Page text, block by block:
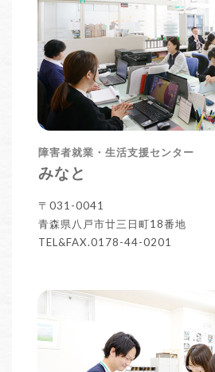
障害者就業・生活支援センター
みなと
〒031-0041
青森県八戸市廿三日町18番地
TEL&FAX.0178-44-0201